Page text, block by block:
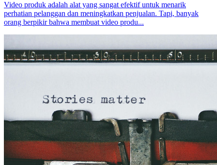
Video produk adalah alat yang sangat efektif untuk menarik
perhatian pelanggan dan meningkatkan penjualan. Tapi, banyak
orang berpikir bahwa membuat video produ...